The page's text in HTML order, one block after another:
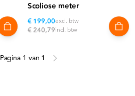
Scoliose meter
€ 199,00excl. btw
€ 240,79incl. btw
Pagina 1 van 1